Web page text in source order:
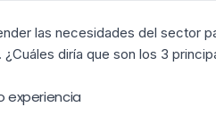
las necesidades del sector
diría que son los 3
experiencia